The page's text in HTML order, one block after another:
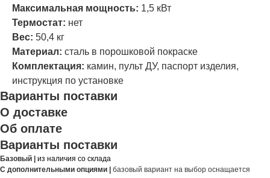
Максимальная мощность: 1,5 кВт
Термостат: нет
Вес: 50,4 кг
Материал: сталь в порошковой покраске
Комплектация: камин, пульт ДУ, паспорт изделия,
инструкция по установке
Варианты поставки
О доставке
Об оплате
Варианты поставки
Базовый | из наличия со склада
С дополнительными опциями | базовый вариант на выбор оснащается